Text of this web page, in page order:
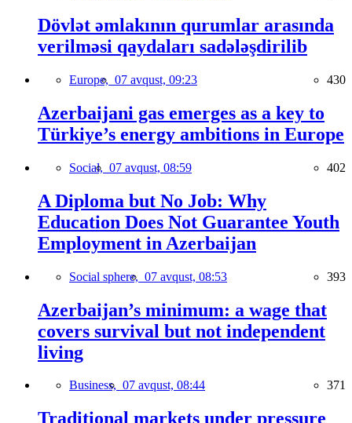
Dövlət əmlakının qurumlar arasında
verilməsi qaydaları sadələşdirilib
Europe, 07 avqust, 09:23 430
Azerbaijani gas emerges as a key to
Türkiye’s energy ambitions in Europe
Social, 07 avqust, 08:59 402
A Diploma but No Job: Why
Education Does Not Guarantee Youth
Employment in Azerbaijan
Social sphere, 07 avqust, 08:53 393
Azerbaijan’s minimum: a wage that
covers survival but not independent
living
Business, 07 avqust, 08:44 371
Traditional markets under pressure